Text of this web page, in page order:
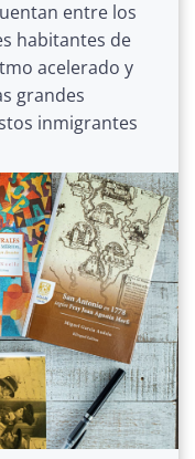
entre los
habitantes de
acelerado y
grandes
inmigrantes